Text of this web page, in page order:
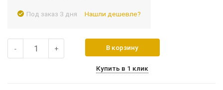
Под заказ 3 дня Нашли дешевле?
- + В корзину
Купить в 1 клик